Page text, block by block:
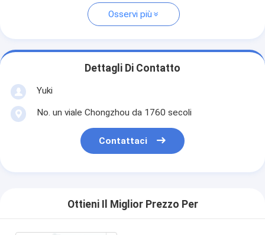
Osservi più
Dettagli Di Contatto
Yuki
No. un viale Chongzhou da 1760 secoli
Contattaci
Ottieni Il Miglior Prezzo Per